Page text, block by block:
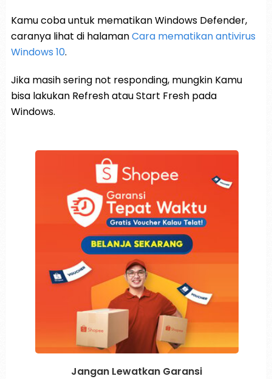
Kamu coba untuk mematikan Windows Defender,
caranya lihat di halamanCara mematikan antivirus
Windows 10.
Jika masih sering not responding, mungkin Kamu
bisa lakukan Refresh atau Start Fresh pada
Windows.
Jangan Lewatkan Garansi